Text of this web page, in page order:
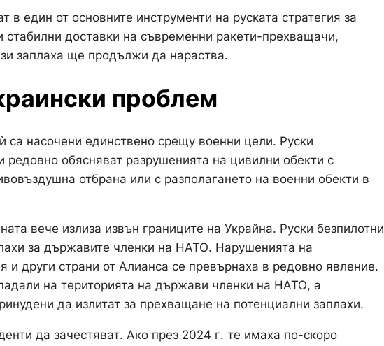
в един от основните инструменти на руската стратегия за
доставки на съвременни ракети-прехващачи,
заплаха ще продължи да нараства.
проблем
са насочени единствено срещу военни цели. Руски
обясняват разрушенията на цивилни обекти с
отбрана или с разполагането на военни обекти в
вече излиза извън границите на Украйна. Руски безпилотни
за държавите членки на НАТО. Нарушенията на
други страни от Алианса се превърнаха в редовно явление.
на територията на държави членки на НАТО, а
да излитат за прехващане на потенциални заплахи.
да зачестяват. Ако през 2024 г. те имаха по-скоро